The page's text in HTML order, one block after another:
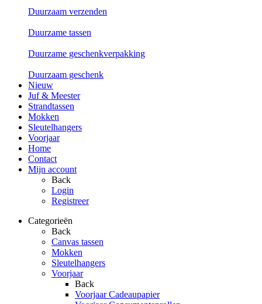
Duurzaam verzenden
Duurzame tassen
Duurzame geschenkverpakking
Duurzaam geschenk
Nieuw
Juf & Meester
Strandtassen
Mokken
Sleutelhangers
Voorjaar
Home
Contact
Mijn account
Back
Login
Registreer
Categorieën
Back
Canvas tassen
Mokken
Sleutelhangers
Voorjaar
Back
Voorjaar Cadeaupapier